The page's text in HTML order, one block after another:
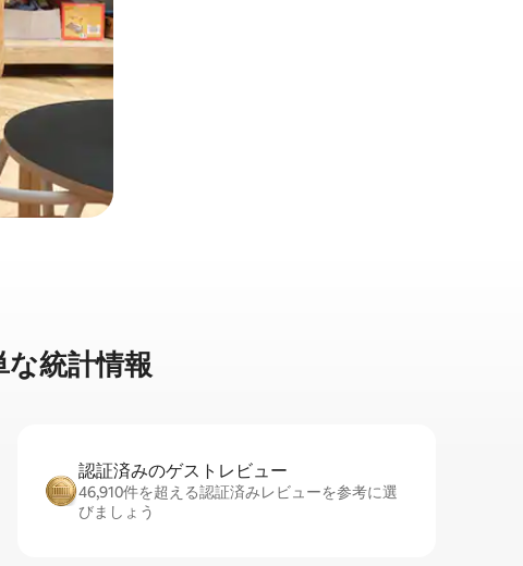
統⁠計⁠情⁠報
認証済みのゲ⁠ス⁠ト⁠レ⁠ビ⁠ュ⁠ー
46,910件を超える認証済みレビューを参考に選
びましょう